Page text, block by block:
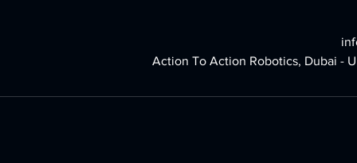
Action To Action Robotics, Dubai -